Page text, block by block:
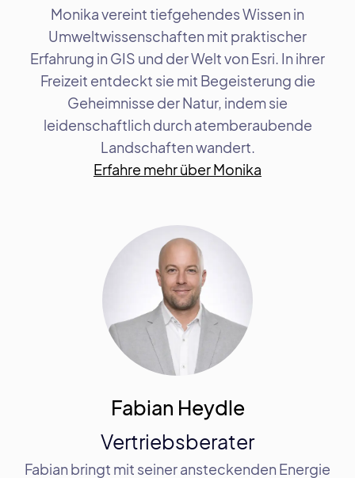
Monika vereint tiefgehendes Wissen in
Umweltwissenschaften mit praktischer
Erfahrung in GIS und der Welt von Esri. In ihrer
Freizeit entdeckt sie mit Begeisterung die
Geheimnisse der Natur, indem sie
leidenschaftlich durch atemberaubende
Landschaften wandert.
Erfahre mehr über Monika
Fabian Heydle
Vertriebsberater
Fabian bringt mit seiner ansteckenden Energie